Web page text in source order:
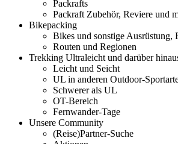
Packrafts
Packraft Zubehör, Reviere und
Bikepacking
Bikes und sonstige Ausrüstung,
Routen und Regionen
Trekking Ultraleicht und darüber
Leicht und Seicht
UL in anderen Outdoor-
Schwerer als UL
OT-Bereich
Fernwander-Tage
Unsere Community
(Reise)Partner-Suche